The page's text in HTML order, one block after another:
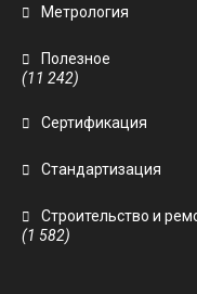
Метрология
Полезное
(11 242)
Сертификация
Стандартизация
Строительство и
(1 582)